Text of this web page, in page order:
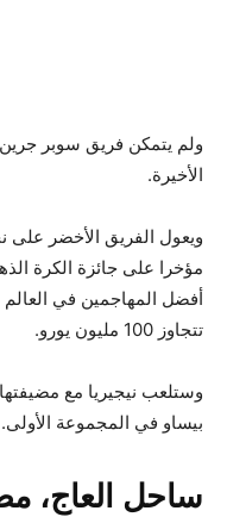
ولم يتمكن فريق سوبر
الأخيرة.
ويعول الفريق الأخضر على
مؤخرا على جائزة الكرة
أفضل المهاجمين في
تتجاوز 100 مليون يورو.
وستلعب نيجيريا مع مضيفتها
بيساو في المجموعة الأولى.
ساحل العاج،